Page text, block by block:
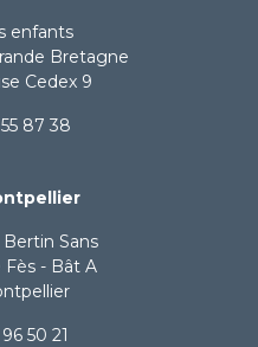
enfants
Bretagne
Cedex 9
87 38
Sans
Fès - Bât A
50 21